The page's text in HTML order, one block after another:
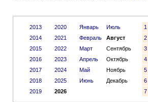
2013
2014
2015
2016
2017
2018
2019
2020
2021
2022
2023
2024
2025
2026
Январь
Июль
Февраль
Август
Март
Сентябрь
Апрель
Октябрь
Май
Ноябрь
Июнь
Декабрь
1
2
3
4
5
6
7